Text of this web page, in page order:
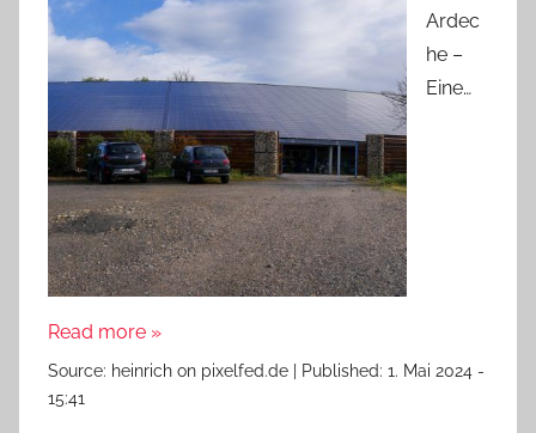
Ardec
he –
Eine…
Read more »
Source: heinrich on pixelfed.de Published: 1. Mai 2024 -
15:41